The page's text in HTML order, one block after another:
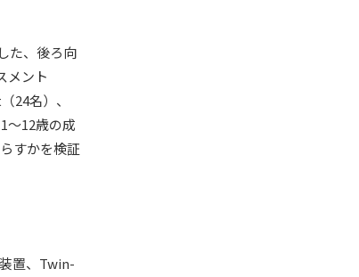
た、後ろ向
メント
24名）、
〜12歳の成
すかを検証
置、Twin-